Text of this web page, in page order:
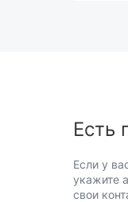
Есть
Если у
укажите
свои